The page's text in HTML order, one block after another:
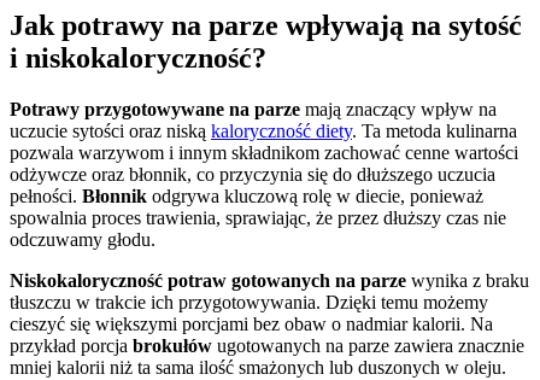
Jak potrawy na parze wpływają na sytość
i niskokaloryczność?
Potrawy przygotowywane na parze mają znaczący wpływ na
uczucie sytości oraz niską kaloryczność diety. Ta metoda kulinarna
pozwala warzywom i innym składnikom zachować cenne wartości
odżywcze oraz błonnik, co przyczynia się do dłuższego uczucia
pełności. Błonnik odgrywa kluczową rolę w diecie, ponieważ
spowalnia proces trawienia, sprawiając, że przez dłuższy czas nie
odczuwamy głodu.
Niskokaloryczność potraw gotowanych na parze wynika z braku
tłuszczu w trakcie ich przygotowywania. Dzięki temu możemy
cieszyć się większymi porcjami bez obaw o nadmiar kalorii. Na
przykład porcja brokułów ugotowanych na parze zawiera znacznie
mniej kalorii niż ta sama ilość smażonych lub duszonych w oleju.